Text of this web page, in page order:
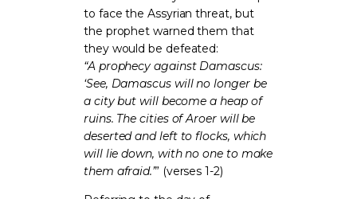
to face the Assyrian threat, but
the prophet warned them that
they would be defeated:
“A prophecy against Damascus:
‘See, Damascus will no longer be
a city but will become a heap of
ruins. The cities of Aroer will be
deserted and left to flocks, which
will lie down, with no one to make
them afraid.’” (verses 1-2)